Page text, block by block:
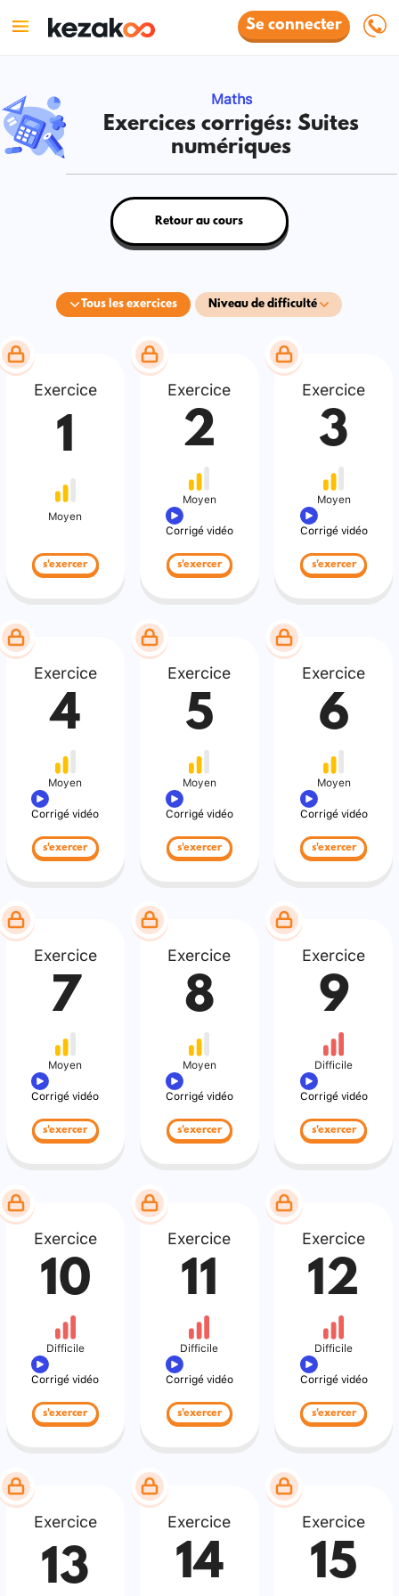
Se connecter
Maths
Exercices corrigés: Suites
numériques
Tous les exercices Niveau de difficulté
Retour au cours
Exercice
1
Moyen
s'exercer
Exercice
2
Moyen
Corrigé vidéo
s'exercer
Exercice
3
Moyen
Corrigé vidéo
s'exercer
Exercice
4
Moyen
Corrigé vidéo
s'exercer
Exercice
5
Moyen
Corrigé vidéo
s'exercer
Exercice
6
Moyen
Corrigé vidéo
s'exercer
Exercice
7
Moyen
Corrigé vidéo
s'exercer
Exercice
8
Moyen
Corrigé vidéo
s'exercer
Exercice
9
Difficile
Corrigé vidéo
s'exercer
Exercice
10
Difficile
Corrigé vidéo
s'exercer
Exercice
11
Difficile
Corrigé vidéo
s'exercer
Exercice
12
Difficile
Corrigé vidéo
s'exercer
Exercice
13
Exercice
14
Exercice
15